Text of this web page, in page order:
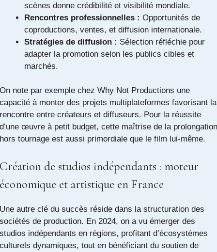
scènes donne crédibilité et visibilité mondiale.
Rencontres professionnelles : Opportunités de
coproductions, ventes, et diffusion internationale.
Stratégies de diffusion : Sélection réfléchie pour
adapter la promotion selon les publics cibles et
marchés.
On note par exemple chez Why Not Productions une
capacité à monter des projets multiplateformes favorisant la
rencontre entre créateurs et diffuseurs. Pour la réussite
d’une œuvre à petit budget, cette maîtrise de la prolongation
hors tournage est aussi primordiale que le film lui-même.
Création de studios indépendants : moteur
économique et artistique en France
Une autre clé du succès réside dans la structuration des
sociétés de production. En 2024, on a vu émerger des
studios indépendants en régions, profitant d’écosystèmes
culturels dynamiques, tout en bénéficiant du soutien de